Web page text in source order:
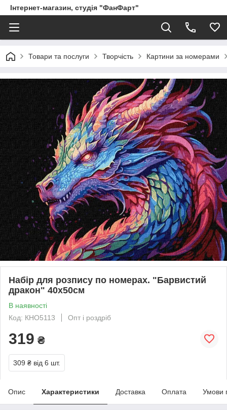
Інтернет-магазин, студія "ФанФарт"
Товари та послуги Творчість Картини за номерами
Набір для розпису по номерах. "Барвистий
дракон" 40x50см
В наявності
Код: КНО5113
Опт і роздріб
319 ₴
309 ₴ від 6 шт.
Опис Характеристики Доставка Оплата Умови